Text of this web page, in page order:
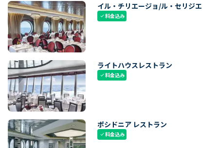
イル・チリエージョ/ル・セリジエ
check料金込み
ライトハウスレストラン
check料金込み
ポシドニア レストラン
check料金込み